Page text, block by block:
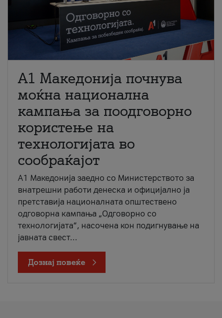
A1 Македонија почнува
моќна национална
кампања за поодговорно
користење на
технологијата во
сообраќајот
A1 Македонија заедно со Министерството за
внатрешни работи денеска и официјално ја
претставија националната општествено
одговорна кампања „Одговорно со
технологијата“, насочена кон подигнување на
јавната свест...
Дознај повеќе